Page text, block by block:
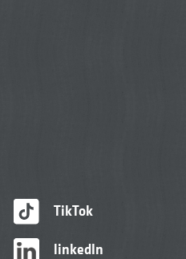
TikTok
linkedIn